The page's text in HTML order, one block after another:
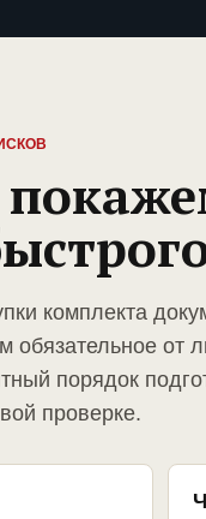
комплекта
обязательное от
порядок
проверке.